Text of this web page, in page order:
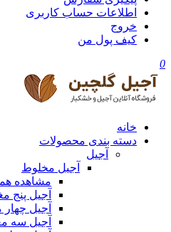
اطلاعات حساب كاربری
خروج
کیف پول من
0
خانه
دسته بندی محصولات
آجیل
آجیل مخلوط
مشاهده
آجیل پنج مغز
آجیل چهار
آجیل سه